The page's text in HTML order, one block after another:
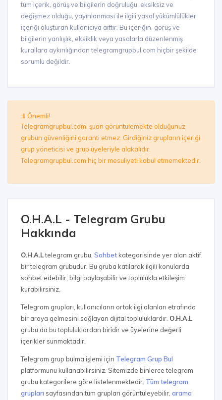
tüm içerik, görüş ve bilgilerin doğruluğu, eksiksiz ve
değişmez olduğu, yayınlanması ile ilgili yasal yükümlülükler
içeriği oluşturan kullanıcıya aittir. Bu içeriğin, görüş ve
bilgilerin yanlışlık, eksiklik veya yasalarla düzenlenmiş
kurallara aykırılığından telegramgrupbul.com hiçbir şekilde
sorumlu değildir.
Önemli!
Telegramgrupbul.com, şuan görüntülemekte olduğunuz
grubun güvenliğini garanti etmez. Girdiğiniz grupların içeriği
grup yöneticisi ve grup üyeleriyle alakalıdır.
Telegramgrupbul.com hiç bir mesuliyeti kabul etmemektedir.
O.H.A.L - Telegram Grubu
Hakkında
O.H.A.Ltelegram grubu, Sohbet kategorisinde yer alan aktif
bir telegram grubudur. Bu gruba katılarak ilgili konularda
sohbet edebilir, bilgi paylaşabilir ve toplulukla etkileşim
kurabilirsiniz.
Telegram grupları, kullanıcıların ortak ilgi alanları etrafında
bir araya gelmesini sağlayan dijital topluluklardır. O.H.A.L
grubu da bu topluluklardan biridir ve üyelerine değerli
içerikler sunmaktadır.
Telegram grup bulma işlemi için Telegram Grup Bul
platformunu kullanabilirsiniz. Sitemizde binlerce telegram
grubu kategorilere göre listelenmektedir. Tüm telegram
grupları sayfasından tüm grupları görüntüleyebilir, arama